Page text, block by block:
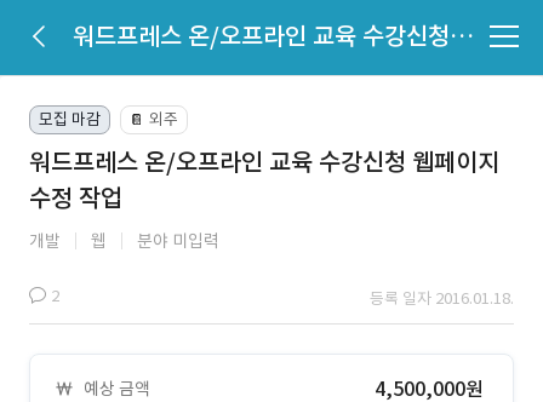
워드프레스 온/오프라인 교육 수강신청 웹페이지 수정 작업
모집 마감 📔 외주
워드프레스 온/오프라인 교육 수강신청 웹페이지
수정 작업
개발 웹 분야 미입력
2 등록 일자 2016.01.18.
예상 금액 4,500,000원